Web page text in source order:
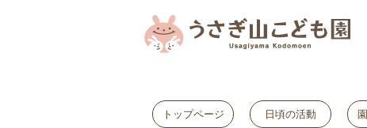
トップページ 日頃の活動